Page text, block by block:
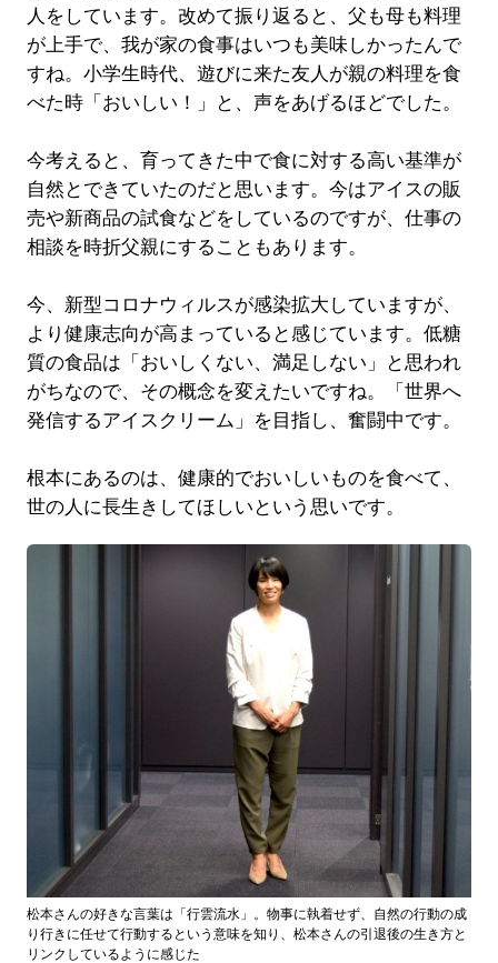
人をしています。改めて振り返ると、父も母も料理
が上手で、我が家の食事はいつも美味しかったんで
すね。小学生時代、遊びに来た友人が親の料理を食
べた時「おいしい！」と、声をあげるほどでした。
今考えると、育ってきた中で食に対する高い基準が
自然とできていたのだと思います。今はアイスの販
売や新商品の試食などをしているのですが、仕事の
相談を時折父親にすることもあります。
今、新型コロナウィルスが感染拡大していますが、
より健康志向が高まっていると感じています。低糖
質の食品は「おいしくない、満足しない」と思われ
がちなので、その概念を変えたいですね。「世界へ
発信するアイスクリーム」を目指し、奮闘中です。
根本にあるのは、健康的でおいしいものを食べて、
世の人に長生きしてほしいという思いです。
松本さんの好きな言葉は「行雲流水」。物事に執着せず、自然の行動の成
り行きに任せて行動するという意味を知り、松本さんの引退後の生き方と
リンクしているように感じた